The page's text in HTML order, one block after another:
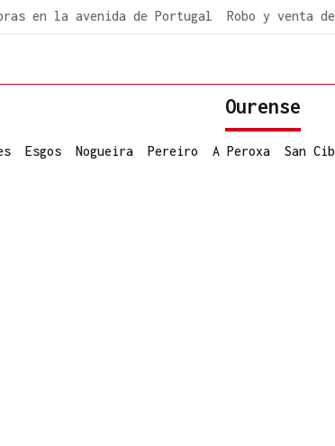
en la avenida de Portugal Robo y venta
Ourense
Esgos Nogueira Pereiro A Peroxa San